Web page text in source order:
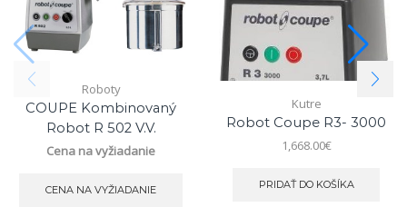
Roboty
COUPE Kombinovaný
Robot R 502 V.V.
Cena na vyžiadanie
CENA NA VYŽIADANIE
Kutre
Robot Coupe R3- 3000
1,668.00€
PRIDAŤ DO KOŠÍKA